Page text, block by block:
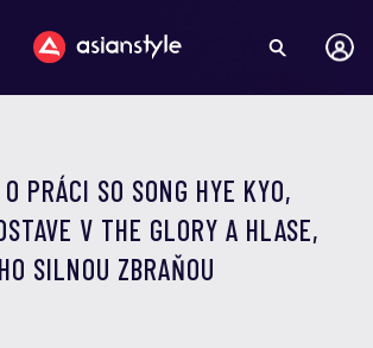
PRÁCI SO SONG HYE KYO,
V THE GLORY A HLASE,
SILNOU ZBRAŇOU